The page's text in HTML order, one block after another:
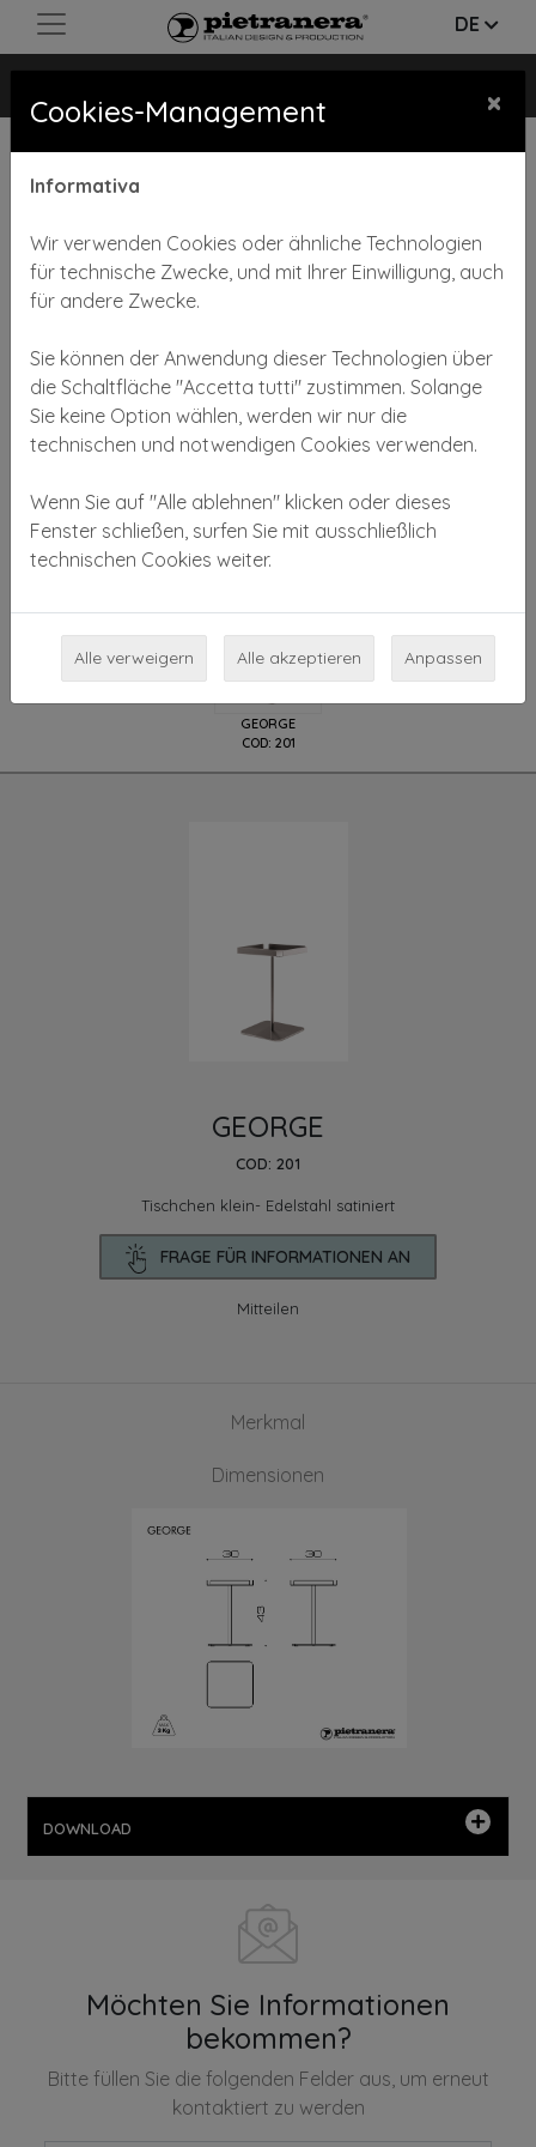
DE
Tischchen klein- Edelstahl satiniert
Verfügbaren Vorlagen
GEORGE
COD: 201
GEORGE
COD: 201
Tischchen klein- Edelstahl satiniert
FRAGE FÜR INFORMATIONEN AN
Mitteilen
Merkmal
Dimensionen
DOWNLOAD
Möchten Sie Informationen
bekommen?
Bitte füllen Sie die folgenden Felder aus, um erneut
kontaktiert zu werden
Cookies-Management ×
Informativa
Wir verwenden Cookies oder ähnliche Technologien
für technische Zwecke, und mit Ihrer Einwilligung, auch
für andere Zwecke.
Sie können der Anwendung dieser Technologien über
die Schaltfläche "Accetta tutti" zustimmen. Solange
Sie keine Option wählen, werden wir nur die
technischen und notwendigen Cookies verwenden.
Wenn Sie auf "Alle ablehnen" klicken oder dieses
Fenster schließen, surfen Sie mit ausschließlich
technischen Cookies weiter.
Alle verweigern Alle akzeptieren Anpassen